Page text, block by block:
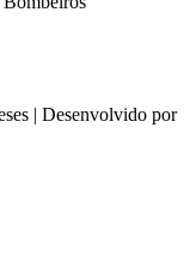
| Desenvolvido por